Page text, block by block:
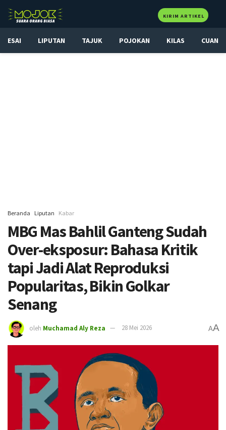
KIRIM ARTIKEL
ESAI LIPUTAN TAJUK POJOKAN KILAS CUAN
Beranda Liputan Kabar
MBG Mas Bahlil Ganteng Sudah
Over-eksposur: Bahasa Kritik
tapi Jadi Alat Reproduksi
Popularitas, Bikin Golkar
Senang
oleh Muchamad Aly Reza 28 Mei 2026 AA